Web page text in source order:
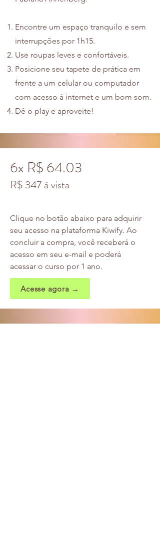
Encontre um espaço tranquilo e sem
interrupções por 1h15.
Use roupas leves e confortáveis.
Posicione seu tapete de prática em
frente a um celular ou computador
com acesso à internet e um bom som.
Dê o play e aproveite!
6x R$ 64.03
R$ 347 à vista
Clique no botão abaixo para adquirir
seu acesso na plataforma Kiwify. Ao
concluir a compra, você receberá o
acesso em seu e-mail e poderá
acessar o curso por 1 ano.
Acesse agora →